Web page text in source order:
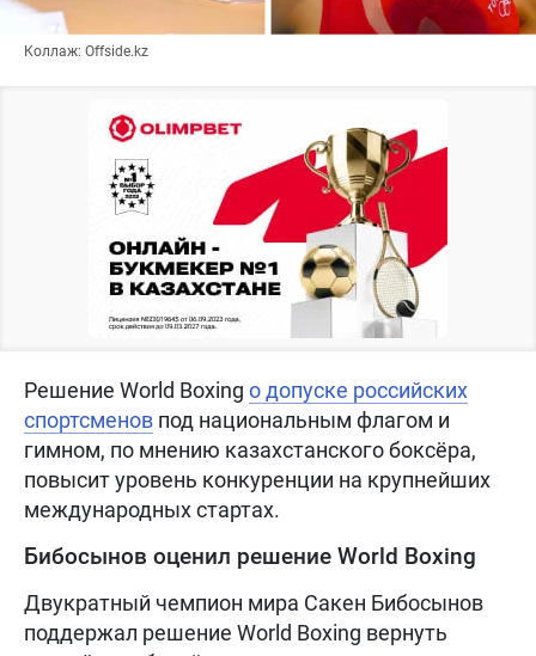
Коллаж: Offside.kz
Решение World Boxing о допуске российских
спортсменов под национальным флагом и
гимном, по мнению казахстанского боксёра,
повысит уровень конкуренции на крупнейших
международных стартах.
Бибосынов оценил решение World Boxing
Двукратный чемпион мира Сакен Бибосынов
поддержал решение World Boxing вернуть